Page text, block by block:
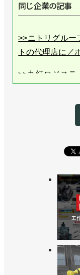
同じ企業の記事
>>ニトリグルー
トの代理店に／
>>丸紅ロジステ